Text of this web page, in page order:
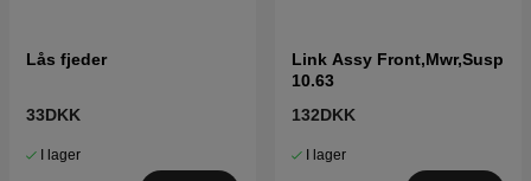
Lås fjeder
33DKK
I lager
Link Assy Front,Mwr,Susp
10.63
132DKK
I lager